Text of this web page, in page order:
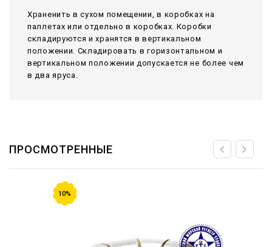
Храненить в сухом помещении, в коробках на
паллетах или отдельно в коробках. Коробки
складируются и хранятся в вертикальном
положении. Складировать в горизонтальном и
вертикальном положении допускается не более чем
в два яруса.
ПРОСМОТРЕННЫЕ
10%